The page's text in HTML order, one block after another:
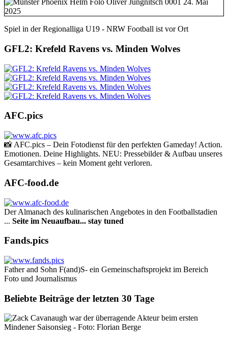
Spiel in der Regionalliga U19 - NRW Football ist vor Ort
GFL2: Krefeld Ravens vs. Minden Wolves
AFC.pics
📸 AFC.pics – Dein Fotodienst für den perfekten Gameday! Action.
Emotionen. Deine Highlights. NEU: Pressebilder & Aufbau unseres
Gesamtarchives – kein Moment geht verloren.
AFC-food.de
Der Almanach des ku­li­na­rischen Angebotes in den Footballstadien
... Seite im Neuaufbau... stay tuned
Fands.pics
Father and Sohn F(and)S- ein Gemeinschaftsprojekt im Bereich
Foto und Journalismus
Beliebte Beiträge der letzten 30 Tage